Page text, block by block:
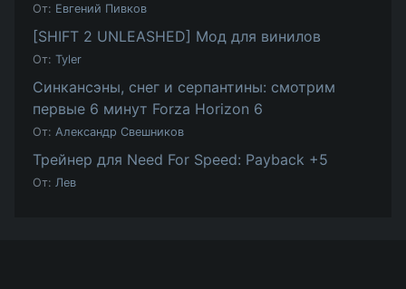
От: Евгений Пивков
[SHIFT 2 UNLEASHED] Мод для винилов
От: Tyler
Синкансэны, снег и серпантины: смотрим
первые 6 минут Forza Horizon 6
От: Александр Свешников
Трейнер для Need For Speed: Payback +5
От: Лев